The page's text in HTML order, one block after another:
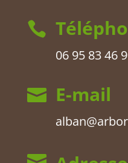

06 95 83 46
 E-mail